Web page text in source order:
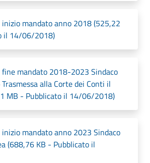
inizio mandato anno 2018 (525,22
il 14/06/2018)
fine mandato 2018-2023 Sindaco
alla Corte dei Conti il
MB - Pubblicato il 14/06/2018)
inizio mandato anno 2023 Sindaco
(688,76 KB - Pubblicato il